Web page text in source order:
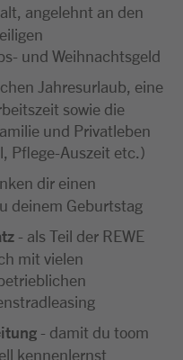
angelehnt an den
und Weihnachtsgeld
Jahresurlaub, eine
sowie die
und Privatleben
Pflege-Auszeit etc.)
dir einen
deinem Geburtstag
- als Teil der REWE
mit vielen
- damit du toom
kennenlernst